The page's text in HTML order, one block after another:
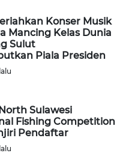
Konser Musik
Mancing Kelas Dunia
Sulut
Piala Presiden
Sulawesi
Fishing Competition
Pendaftar